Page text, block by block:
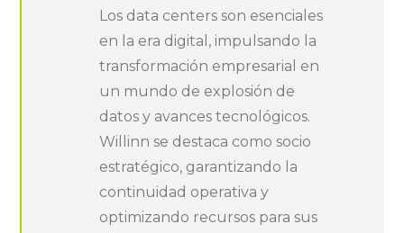
Los data centers son esenciales
en la era digital, impulsando la
transformación empresarial en
un mundo de explosión de
datos y avances tecnológicos.
Willinn se destaca como socio
estratégico, garantizando la
continuidad operativa y
optimizando recursos para sus